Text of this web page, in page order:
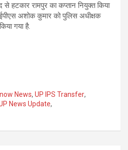
हटकार रामपुर का कप्तान नियुक्त किया
अशोक कुमार को पुलिस अधीक्षक
गया है.
News, UP IPS Transfer,
News Update,